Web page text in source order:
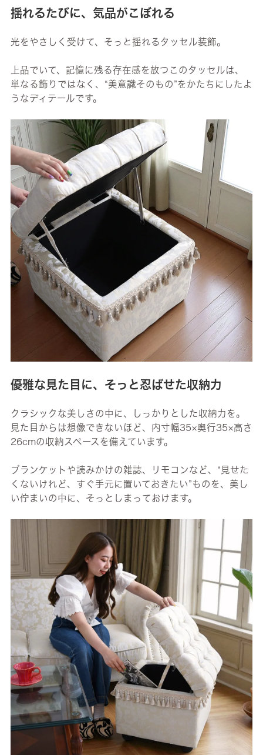
揺れるたびに、気品がこぼれる
光をやさしく受けて、そっと揺れるタッセル装飾。
上品でいて、記憶に残る存在感を放つこのタッセルは、
単なる飾りではなく、“美意識そのもの”をかたちにしたよ
うなディテールです。
優雅な見た目に、そっと忍ばせた収納力
クラシックな美しさの中に、しっかりとした収納力を。
見た目からは想像できないほど、内寸幅35×奥行35×高さ
26cmの収納スペースを備えています。
ブランケットや読みかけの雑誌、リモコンなど、“見せた
くないけれど、すぐ手元に置いておきたい”ものを、美し
い佇まいの中に、そっとしまっておけます。